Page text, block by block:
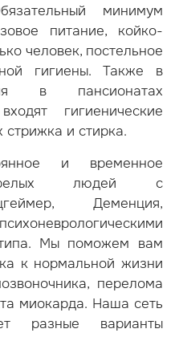
минимум
питание, койко-
человек, постельное
гигиены. Также в
в пансионатах
гигиенические
стрижка и стирка.
и временное
людей с
Деменция,
Мы поможем вам
к нормальной жизни
перелома
миокарда. Наша сеть
разные варианты